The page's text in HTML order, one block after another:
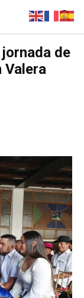
de
Valera